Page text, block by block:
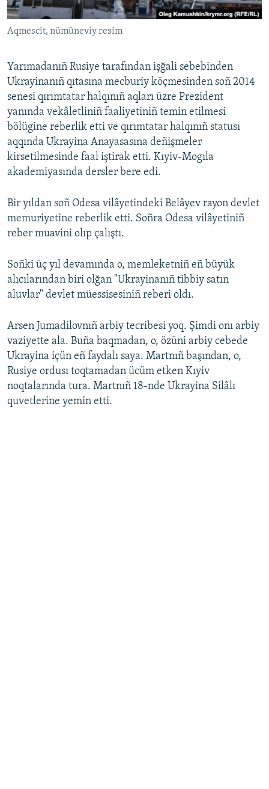
Aqmescit, nümüneviy resim
Yarımadanıñ Rusiye tarafından işğali sebebinden
Ukrayinanıñ qıtasına mecburiy köçmesinden soñ 2014
senesi qırımtatar halqınıñ aqları üzre Prezident
yanında vekâletliniñ faaliyetiniñ temin etilmesi
bölügine reberlik etti ve qırımtatar halqınıñ statusı
aqqında Ukrayina Anayasasına deñişmeler
kirsetilmesinde faal iştirak etti. Kıyiv-Mogıla
akademiyasında dersler bere edi.
Bir yıldan soñ Odesa vilâyetindeki Belâyev rayon devlet
memuriyetine reberlik etti. Soñra Odesa vilâyetiniñ
reber muavini olıp çalıştı.
Soñki üç yıl devamında o, memleketniñ eñ büyük
alıcılarından biri olğan "Ukrayinanıñ tibbiy satın
aluvlar" devlet müessisesiniñ reberi oldı.
Arsen Jumadilovnıñ arbiy tecribesi yoq. Şimdi onı arbiy
vaziyette ala. Buña baqmadan, o, özüni arbiy cebede
Ukrayina içün eñ faydalı saya. Martnıñ başından, o,
Rusiye ordusı toqtamadan ücüm etken Kıyiv
noqtalarında tura. Martnıñ 18-nde Ukrayina Silâlı
quvetlerine yemin etti.